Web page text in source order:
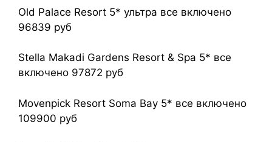
Old Palace Resort 5* ультра все включено
96839 руб
Stella Makadi Gardens Resort & Spa 5* все
включено 97872 руб
Movenpick Resort Soma Bay 5* все включено
109900 руб